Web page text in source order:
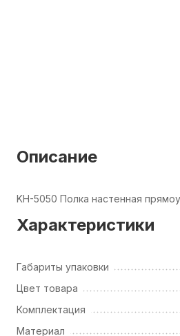
Описание
KH-5050 Полка настенная
Характеристики
Габариты упаковки
Цвет товара
Комплектация
Материал